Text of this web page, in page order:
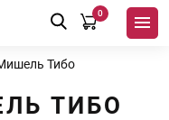
0
Тибо
ТИБО